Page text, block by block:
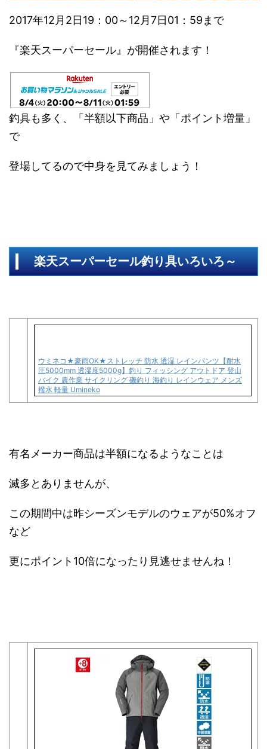
2017年12月2日19：00～12月7日01：59まで
『楽天スーパーセール』が開催されます！
釣具も多く、「半額以下商品」や「ポイント増量」
で
登場してるので中身を見てみましょう！
楽天スーパーセール釣り具いろいろ～
ウミネコ★豪雨OK★ストレッチ 防水 透湿 レインパンツ【耐水
圧5000mm 透湿度5000g】釣り フィッシング アウトドア 登山
バイク 農作業 サイクリング 磯釣り 海釣り レインウェア メンズ
撥水 軽量 Umineko
有名メーカー商品は半額になるようなことは
滅多とありませんが、
この期間中は昨シーズンモデルのウェアが50%オフ
など
更にポイント10倍になったり見逃せませんね！